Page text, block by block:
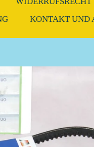
KONTAKT UND